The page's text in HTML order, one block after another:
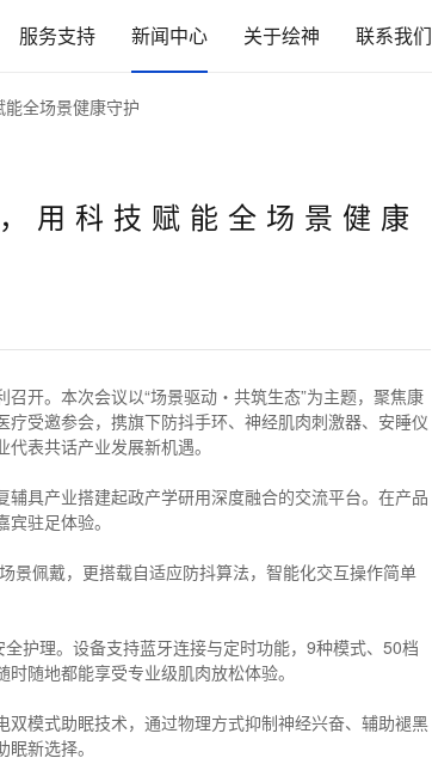
服务支持 新闻中心 关于绘神 联系我们
全场景健康守护
用科技赋能全场景健康
开。本次会议以“场景驱动・共筑生态”为主题，聚焦康
受邀参会，携旗下防抖手环、神经肌肉刺激器、安睡仪
表共话产业发展新机遇。
具产业搭建起政产学研用深度融合的交流平台。在产品
驻足体验。
景佩戴，更搭载自适应防抖算法，智能化交互操作简单
护理。设备支持蓝牙连接与定时功能，9种模式、50档
随地都能享受专业级肌肉放松体验。
模式助眠技术，通过物理方式抑制神经兴奋、辅助褪黑
新选择。